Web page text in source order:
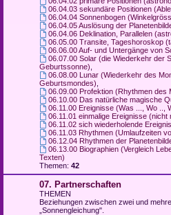
06.04.03 sekundäre Positionen
06.04.04 Sonnenbogen
06.04.05 Auslösung der
06.04.06 Deklination, Parallelen
06.05.00 Transite, Tageshoroskop
06.06.00 Auf- und Untergänge von
06.07.00 Solar (die Wiederkehr der
Geburtssonne)
06.08.00 Lunar (Wiederkehr des
Geburtsmondes)
06.09.00 Profektion (Rhythmen des
06.10.00 Das natürliche magische
06.11.00 Ereignisse (Was ..., Wo ..,
06.11.01 einmalige Ereignisse (nicht
06.11.02 sich wiederholende
06.11.03 Rhythmen (Umlaufzeiten
06.12.04 Rhythmen der
06.13.00 Biographien (Vergleich
Texten)
Themen: 42
07. Partnerschaften
THEMEN
Beziehungen zwischen zwei und
„Sonnengleichung".